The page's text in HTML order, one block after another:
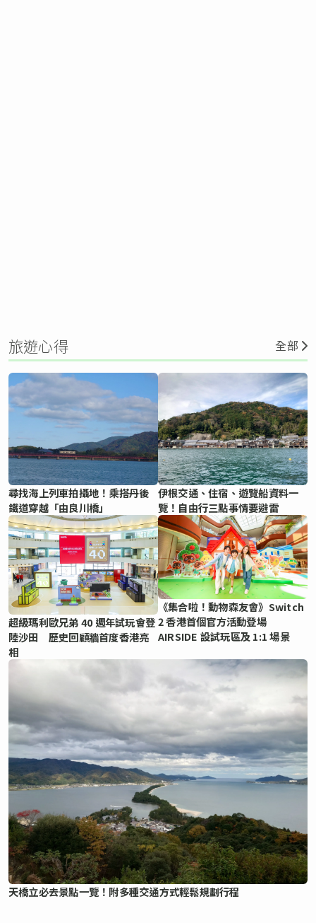
旅遊心得 全部
尋找海上列車拍攝地！乘搭丹後
鐵道穿越「由良川橋」
伊根交通、住宿、遊覽船資料一
覽！自由行三點事情要避雷
超級瑪利歐兄弟 40 週年試玩會登
陸沙田 歷史回顧牆首度香港亮
相
《集合啦！動物森友會》Switch
2 香港首個官方活動登場
AIRSIDE 設試玩區及 1:1 場景
天橋立必去景點一覽！附多種交通方式輕鬆規劃行程